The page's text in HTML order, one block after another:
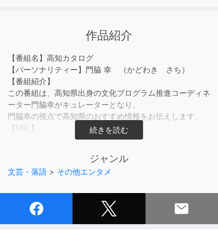
作品紹介
【番組名】高知カタログ
【パーソナリティー】門脇 幸 （かどわき さち）
【番組紹介】
この番組は、高知県出身の文化プログラム推進コーディネ
ーター門脇幸がキュレーターとなり、
門脇幸の視点で高知県のおすすめ情報をお伝えします。
【URL】
https://mookmookradio.com/podcasts/mook26/
【企画・ディレクター】オガワブンゴ
【制作】mookmook radio（ムックムックラジオ）
ジャンル
文芸・落語 > その他エンタメ